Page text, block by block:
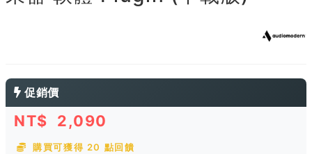
促銷價
NT$ 2,090
購買可獲得 20 點回饋